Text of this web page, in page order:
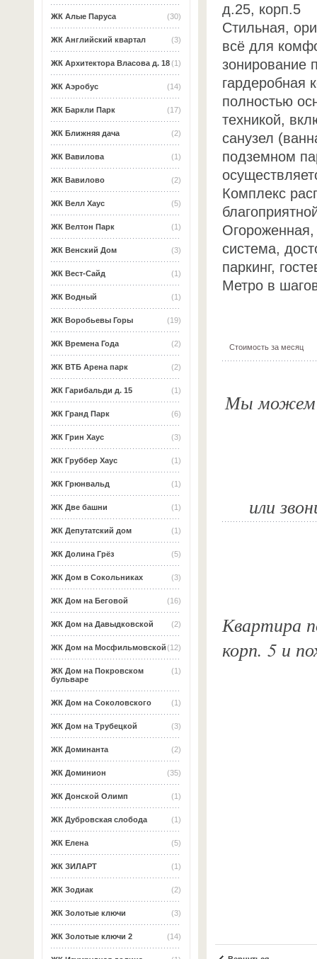
(30)
ЖК Алые Паруса
(3)
ЖК Английский квартал
(1)
ЖК Архитектора Власова д. 18
(14)
ЖК Аэробус
(17)
ЖК Баркли Парк
(2)
ЖК Ближняя дача
(1)
ЖК Вавилова
(2)
ЖК Вавилово
(5)
ЖК Велл Хаус
(1)
ЖК Велтон Парк
(3)
ЖК Венский Дом
(1)
ЖК Вест-Сайд
(1)
ЖК Водный
(19)
ЖК Воробьевы Горы
(2)
ЖК Времена Года
(2)
ЖК ВТБ Арена парк
(1)
ЖК Гарибальди д. 15
(6)
ЖК Гранд Парк
(3)
ЖК Грин Хаус
(1)
ЖК Груббер Хаус
(1)
ЖК Грюнвальд
(1)
ЖК Две башни
(1)
ЖК Депутатский дом
(5)
ЖК Долина Грёз
(3)
ЖК Дом в Сокольниках
(16)
ЖК Дом на Беговой
(2)
ЖК Дом на Давыдковской
(12)
ЖК Дом на Мосфильмовской
(1)
ЖК Дом на Покровском
бульваре
(1)
ЖК Дом на Соколовского
(3)
ЖК Дом на Трубецкой
(2)
ЖК Доминанта
(35)
ЖК Доминион
(1)
ЖК Донской Олимп
(1)
ЖК Дубровская слобода
(5)
ЖК Елена
(1)
ЖК ЗИЛАРТ
(2)
ЖК Зодиак
(3)
ЖК Золотые ключи
(14)
ЖК Золотые ключи 2
д.25, корп.5
Стильная,
всё для
зонирование
гардеробная
полностью
техникой,
санузел
подземном
Комплекс
Огороженная,
система,
паркинг,
Метро в
Стоимость за месяц
Мы можем
или
Квартира
корп. 5 и